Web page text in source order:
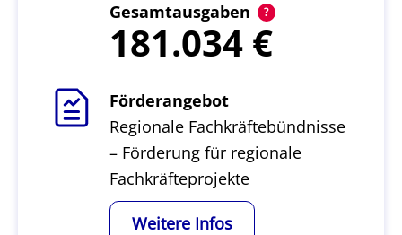
Gesamtausgaben
181.034
Förderangebot
Regionale Fachkräftebündnisse
– Förderung für regionale
Fachkräfteprojekte
Weitere Infos